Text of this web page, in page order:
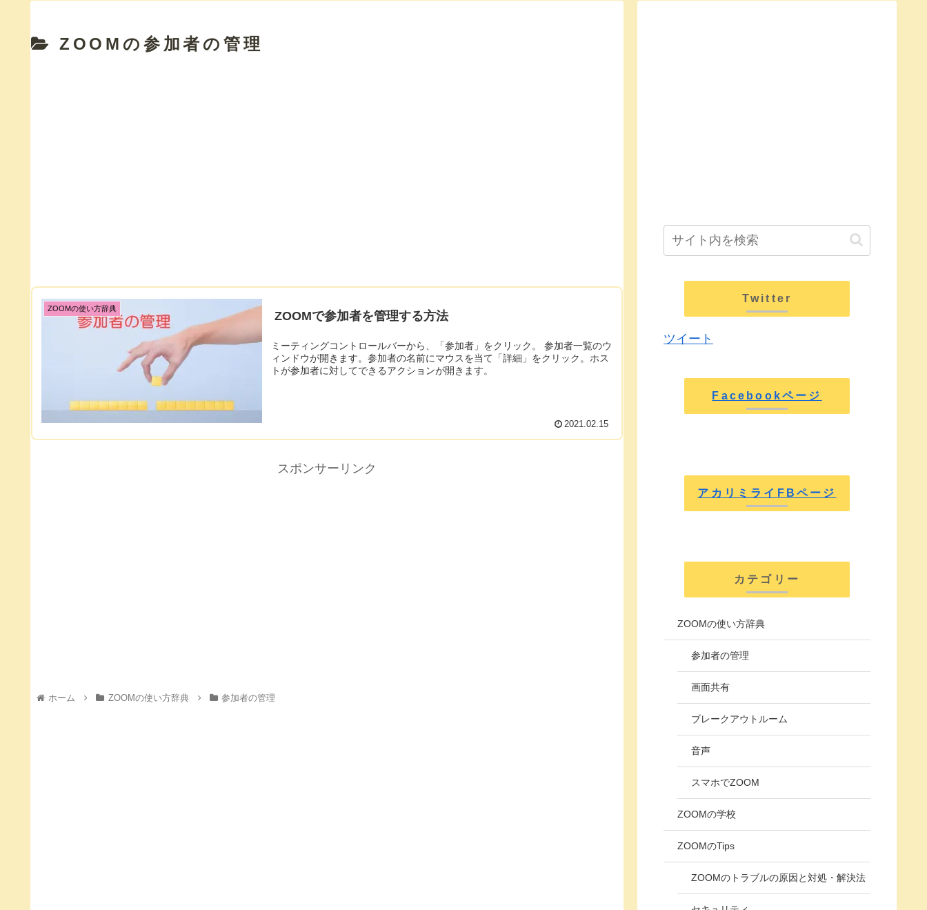
ZOOMの参加者の管理
ZOOMの使い方辞典
ZOOMで参加者を管理する方法
ミーティングコントロールバーから、「参加者」をクリック。 参加者一覧のウ
ィンドウが開きます。参加者の名前にマウスを当て「詳細」をクリック。ホス
トが参加者に対してできるアクションが開きます。
2021.02.15
スポンサーリンク
ホーム ZOOMの使い方辞典 参加者の管理
Twitter
ツイート
Facebookページ
アカリミライFBページ
カテゴリー
ZOOMの使い方辞典
参加者の管理
画面共有
ブレークアウトルーム
音声
スマホでZOOM
ZOOMの学校
ZOOMのTips
ZOOMのトラブルの原因と対処・解決法